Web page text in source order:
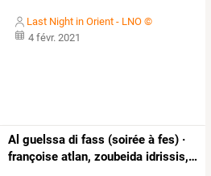
Last Night in Orient - LNO ©
4 févr. 2021
Al guelssa di fass (soirée à fes) ·
françoise atlan, zoubeida idrissis,…